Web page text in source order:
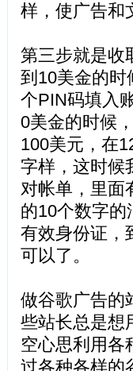
样，使广告和
第三步就是收
到10美金的时
个PIN码填入
0美金的时候
100美元，在
字样，这时候
对帐单，里面
的10个数字
有效身份证，
可以了。
做谷歌广告的
些站长总是想
空心思利用各
过各种各样的